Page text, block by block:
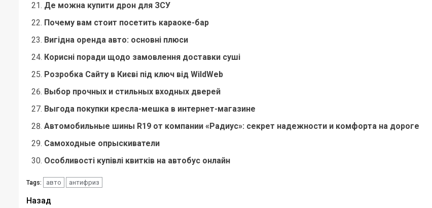
Де можна купити дрон для ЗСУ
Почему вам стоит посетить караоке-бар
Вигідна оренда авто: основні плюси
Корисні поради щодо замовлення доставки суші
Розробка Сайту в Києві під ключ від WildWeb
Выбор прочных и стильных входных дверей
Выгода покупки кресла-мешка в интернет-магазине
Автомобильные шины R19 от компании «Радиус»: секрет надежности и комфорта на дороге
Самоходные опрыскиватели
Особливості купівлі квитків на автобус онлайн
Tags: авто антифриз
Навигация
Назад